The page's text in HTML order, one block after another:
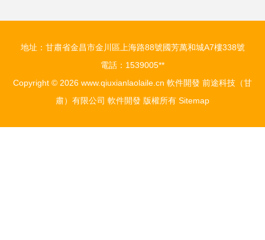
地址：甘肅省金昌市金川區上海路88號國芳萬和城A7樓338號
電話：1539005**
Copyright © 2026 www.qiuxianlaolaile.cn 軟件開發 前途科技（甘
肅）有限公司 軟件開發 版權所有 Sitemap